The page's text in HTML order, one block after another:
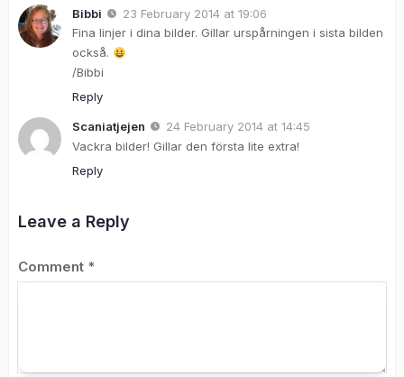
Bibbi
23 February 2014 at 19:06
Fina linjer i dina bilder. Gillar urspårningen i sista bilden
också.
/Bibbi
Reply
Scaniatjejen
24 February 2014 at 14:45
Vackra bilder! Gillar den första lite extra!
Reply
Leave a Reply
Comment *